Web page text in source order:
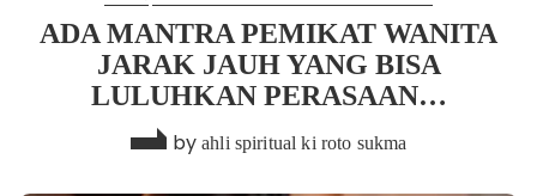
ADA MANTRA PEMIKAT WANITA
JARAK JAUH YANG BISA
LULUHKAN PERASAAN…
byahli spiritual ki roto sukma